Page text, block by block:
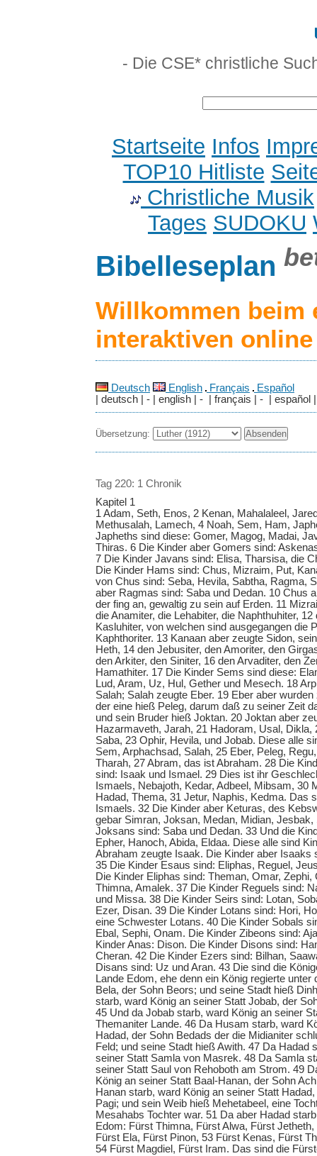
- Die CSE* christliche
Startseite Infos
TOP10 Hitliste
Christliche Musik
Tages SUDOKU
Bibelleseplan
Willkommen beim
interaktiven
Deutsch English Français
Español
| deutsch | - | english | - | français | - | español |
Übersetzung:
Tag 220: 1 Chronik
Kapitel 1
1 Adam, Seth, Enos, 2 Kenan, Mahalaleel,
Methusalah, Lamech, 4 Noah, Sem, Ham,
Japheths sind diese: Gomer, Magog, Madai,
Thiras. 6 Die Kinder aber Gomers sind:
7 Die Kinder Javans sind: Elisa, Tharsisa, die
Die Kinder Hams sind: Chus, Mizraim, Put,
von Chus sind: Seba, Hevila, Sabtha, Ragma,
aber Ragmas sind: Saba und Dedan. 10 Chus
der fing an, gewaltig zu sein auf Erden. 11
die Anamiter, die Lehabiter, die Naphthuhiter,
Kasluhiter, von welchen sind ausgegangen die
Kaphthoriter. 13 Kanaan aber zeugte Sidon,
Heth, 14 den Jebusiter, den Amoriter, den
den Arkiter, den Siniter, 16 den Arvaditer, den
Hamathiter. 17 Die Kinder Sems sind diese:
Lud, Aram, Uz, Hul, Gether und Mesech. 18
Salah; Salah zeugte Eber. 19 Eber aber
der eine hieß Peleg, darum daß zu seiner Zeit
und sein Bruder hieß Joktan. 20 Joktan aber
Hazarmaveth, Jarah, 21 Hadoram, Usal, Dikla,
Saba, 23 Ophir, Hevila, und Jobab. Diese alle
Sem, Arphachsad, Salah, 25 Eber, Peleg,
Tharah, 27 Abram, das ist Abraham. 28 Die
sind: Isaak und Ismael. 29 Dies ist ihr
Ismaels, Nebajoth, Kedar, Adbeel, Mibsam, 30
Hadad, Thema, 31 Jetur, Naphis, Kedma. Das
Ismaels. 32 Die Kinder aber Keturas, des
gebar Simran, Joksan, Medan, Midian, Jesbak,
Joksans sind: Saba und Dedan. 33 Und die
Epher, Hanoch, Abida, Eldaa. Diese alle sind
Abraham zeugte Isaak. Die Kinder aber Isaaks
35 Die Kinder Esaus sind: Eliphas, Reguel,
Die Kinder Eliphas sind: Theman, Omar, Zephi,
Thimna, Amalek. 37 Die Kinder Reguels sind:
und Missa. 38 Die Kinder Seirs sind: Lotan,
Ezer, Disan. 39 Die Kinder Lotans sind: Hori,
eine Schwester Lotans. 40 Die Kinder Sobals
Ebal, Sephi, Onam. Die Kinder Zibeons sind:
Kinder Anas: Dison. Die Kinder Disons sind:
Cheran. 42 Die Kinder Ezers sind: Bilhan,
Disans sind: Uz und Aran. 43 Die sind die
Lande Edom, ehe denn ein König regierte unter
Bela, der Sohn Beors; und seine Stadt hieß
starb, ward König an seiner Statt Jobab, der
45 Und da Jobab starb, ward König an seiner
Themaniter Lande. 46 Da Husam starb, ward
Hadad, der Sohn Bedads der die Midianiter
Feld; und seine Stadt hieß Awith. 47 Da Hadad
seiner Statt Samla von Masrek. 48 Da Samla
seiner Statt Saul von Rehoboth am Strom. 49
König an seiner Statt Baal-Hanan, der Sohn
Hanan starb, ward König an seiner Statt
Pagi; und sein Weib hieß Mehetabeel, eine
Mesahabs Tochter war. 51 Da aber Hadad
Edom: Fürst Thimna, Fürst Alwa, Fürst
Fürst Ela, Fürst Pinon, 53 Fürst Kenas, Fürst
54 Fürst Magdiel, Fürst Iram. Das sind die